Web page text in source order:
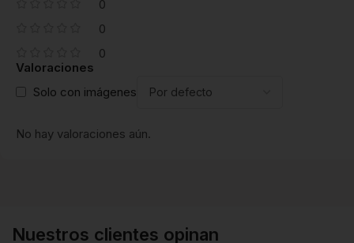
0
0
0
Valoraciones
Solo con imágenes
No hay valoraciones aún.
Nuestros clientes opinan